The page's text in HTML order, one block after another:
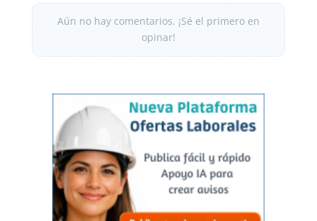
Aún no hay comentarios. ¡Sé el primero en
opinar!